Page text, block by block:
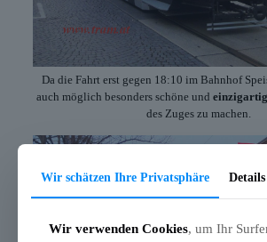
Da die Fahrt erst gegen 18:10 im Bahnhof
auch möglich besonders schöne und
des Zuges zu machen.
Wir schätzen Ihre Privatsphäre Details
Wir verwenden Cookies, um Ihr